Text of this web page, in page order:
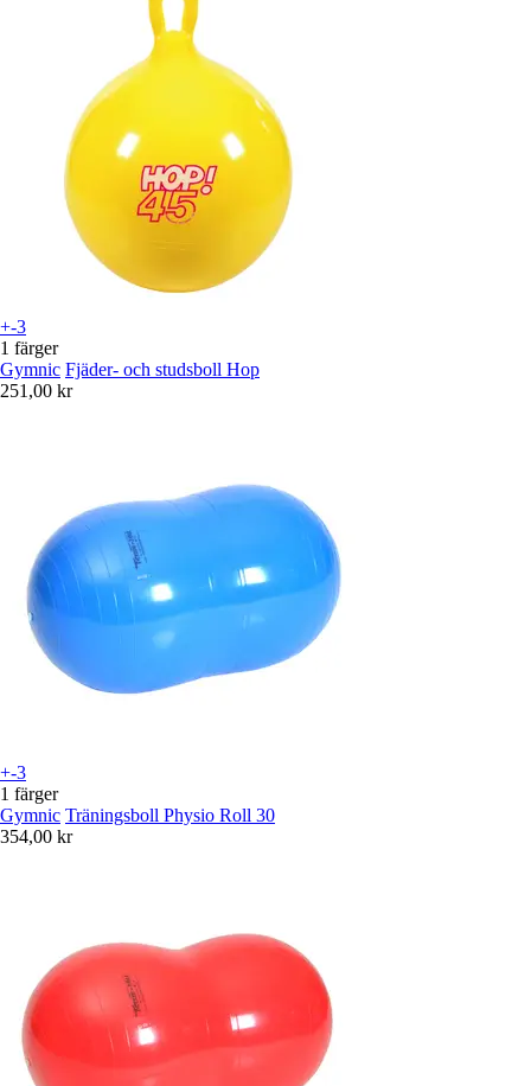
+-3
1 färger
Gymnic Fjäder- och studsboll Hop
251,00 kr
+-3
1 färger
Gymnic Träningsboll Physio Roll 30
354,00 kr